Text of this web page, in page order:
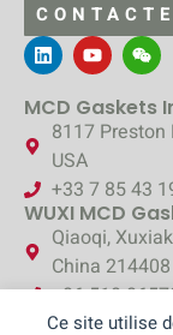
Ce site utilise
MCD Gaskets
8117 Preston
USA
+33 7 85 43
WUXI MCD
Qiaoqi,
China 214408
+86 510